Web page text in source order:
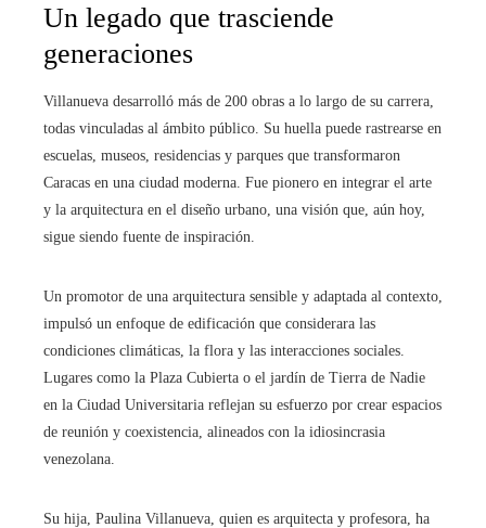
Un legado que trasciende
generaciones
Villanueva desarrolló más de 200 obras a lo largo de su carrera,
todas vinculadas al ámbito público. Su huella puede rastrearse en
escuelas, museos, residencias y parques que transformaron
Caracas en una ciudad moderna. Fue pionero en integrar el arte
y la arquitectura en el diseño urbano, una visión que, aún hoy,
sigue siendo fuente de inspiración.
Un promotor de una arquitectura sensible y adaptada al contexto,
impulsó un enfoque de edificación que considerara las
condiciones climáticas, la flora y las interacciones sociales.
Lugares como la Plaza Cubierta o el jardín de Tierra de Nadie
en la Ciudad Universitaria reflejan su esfuerzo por crear espacios
de reunión y coexistencia, alineados con la idiosincrasia
venezolana.
Su hija, Paulina Villanueva, quien es arquitecta y profesora, ha